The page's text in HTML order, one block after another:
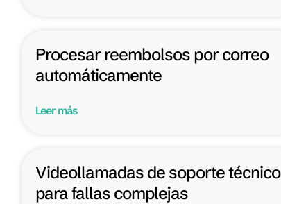
Procesar reembolsos por correo
automáticamente
Leer más
Videollamadas de soporte técnico
para fallas complejas